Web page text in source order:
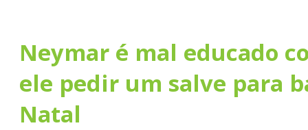
Neymar é mal educado
ele pedir um salve para
Natal